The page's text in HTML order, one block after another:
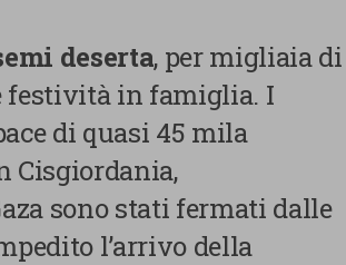
deserta, per migliaia di
festività in famiglia. I
di quasi 45 mila
Cisgiordania,
sono stati fermati dalle
l’arrivo della